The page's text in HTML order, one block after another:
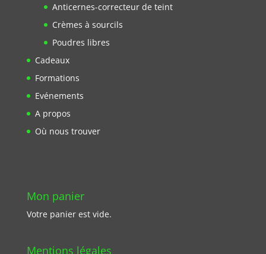
Anticernes-correcteur de teint
Crèmes à sourcils
Poudres libres
Cadeaux
Formations
Evénements
A propos
Où nous trouver
Mon panier
Votre panier est vide.
Mentions légales